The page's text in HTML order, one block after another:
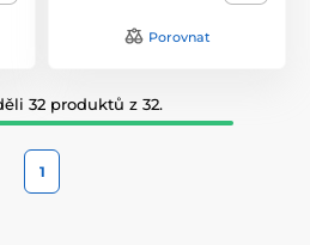
Porovnat
32 produktů z 32.
1